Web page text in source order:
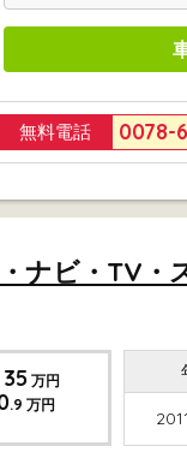
無料電話 0078-
ビ・TV・
35万円
.9 万円